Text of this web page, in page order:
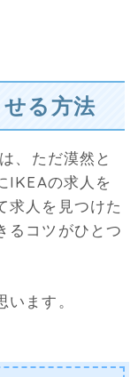
る方法
、ただ漠然と
IKEAの求人を
求人を見つけた
るコツがひとつ
ます。